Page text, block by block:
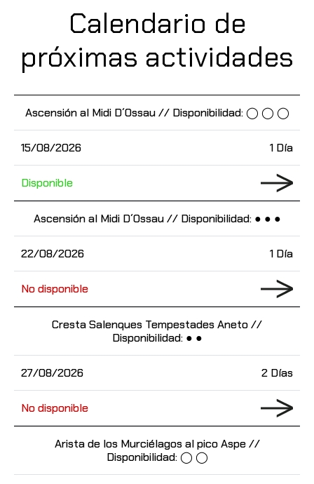
Calendario de
próximas actividades
15/08/2026
Ascensión al Midi D´Ossau // Disponibilidad: ◯ ◯ ◯
1 Día
Disponible
22/08/2026
Ascensión al Midi D´Ossau // Disponibilidad: ● ● ●
1 Día
No disponible
27/08/2026
Cresta Salenques Tempestades Aneto //
Disponibilidad: ● ●
2 Días
No disponible
Arista de los Murciélagos al pico Aspe //
Disponibilidad: ◯ ◯